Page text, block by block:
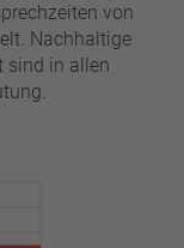
von
Nachhaltige
sind in allen